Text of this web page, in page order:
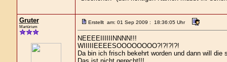
Gruter
Martürium
Erstellt am: 01 Sep 2009 : 18:36:05 Uhr
NEEEEIIIIIINNNN!!!
WIIIIIEEEESOOOOOOOO?!?!?!?!
Da bin ich frisch bekehrt worden und dann will die